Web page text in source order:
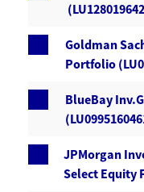
Goldman
Portfolio
BlueBay
JPMorgan
Select Equity